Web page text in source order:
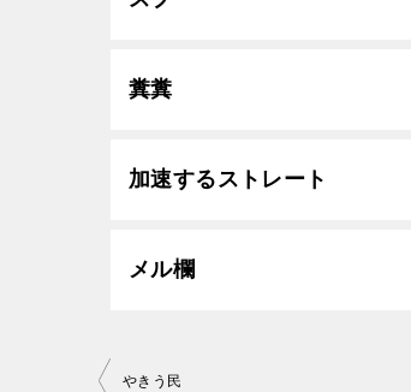
糞糞
加速するストレート
メル欄
投やきう民